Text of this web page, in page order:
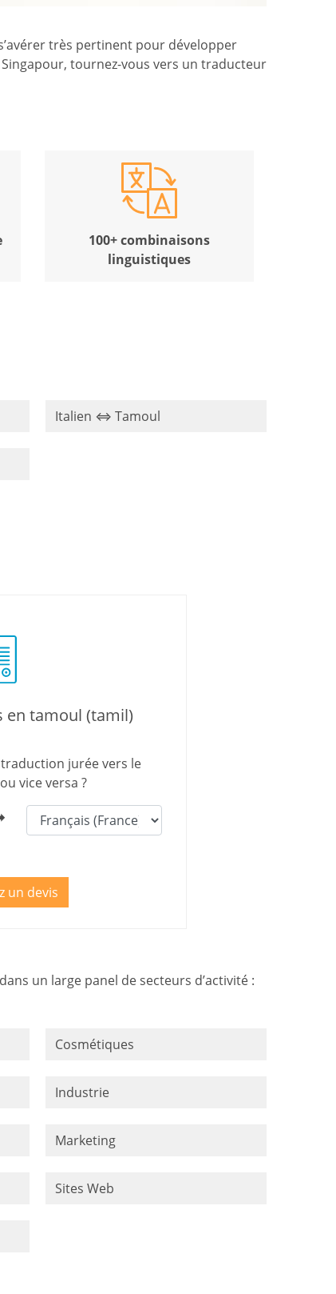
très pertinent pour développer
tournez-vous vers un traducteur
100+ combinaisons
linguistiques
Italien ⇔ Tamoul
en tamoul (tamil)
traduction jurée vers le
vice versa ?
un devis
un large panel de secteurs d’activité :
Cosmétiques
Industrie
Marketing
Sites Web